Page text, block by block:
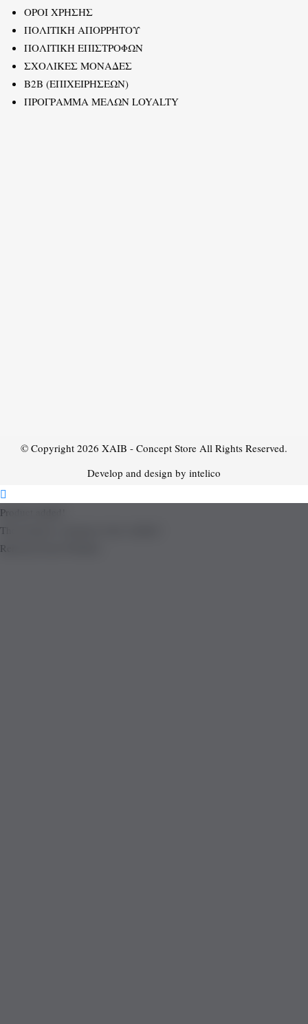
ΟΡΟΙ ΧΡΗΣΗΣ
ΠΟΛΙΤΙΚΗ ΑΠΟΡΡΗΤΟΥ
ΠΟΛΙΤΙΚΗ ΕΠΙΣΤΡΟΦΩΝ
ΣΧΟΛΙΚΕΣ ΜΟΝΑΔΕΣ
B2B (ΕΠΙΧΕΙΡΗΣΕΩΝ)
ΠΡΟΓΡΑΜΜΑ ΜΕΛΩΝ LOYALTY
© Copyright 2026 XAIB - Concept Store All Rights Reserved.
Develop and design by intelico
Product added!
The product is already in the wishlist!
Removed from Wishlist